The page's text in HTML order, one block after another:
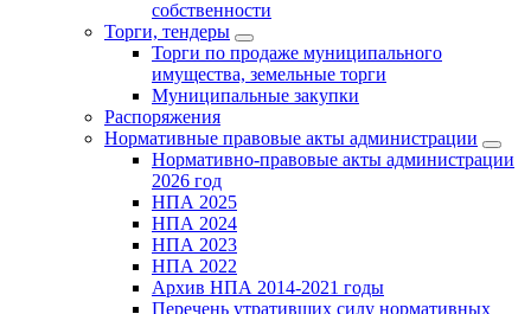
собственности
Торги, тендеры
Торги по продаже муниципального
имущества, земельные торги
Муниципальные закупки
Распоряжения
Нормативные правовые акты администрации
Нормативно-правовые акты администрации
2026 год
НПА 2025
НПА 2024
НПА 2023
НПА 2022
Архив НПА 2014-2021 годы
Перечень утративших силу нормативных